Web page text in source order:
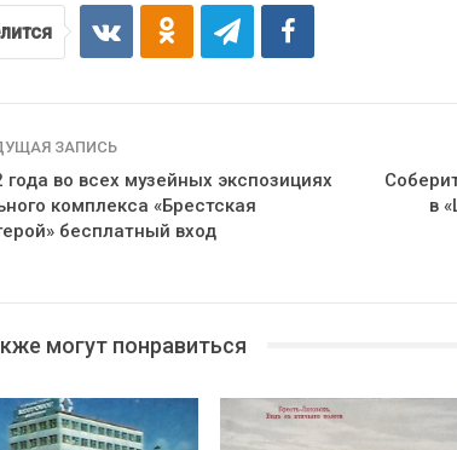
ЗАПИСЬ
во всех музейных экспозициях
комплекса «Брестская
бесплатный вход
в
могут понравиться